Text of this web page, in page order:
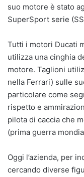
suo motore è stato
SuperSport serie
Tutti i motori Ducati
utilizza una cinghia
motore. Taglioni
nella Ferrari) sulle
particolare come
rispetto e
pilota di caccia che
(prima guerra
Oggi l’azienda, per
cercando diverse